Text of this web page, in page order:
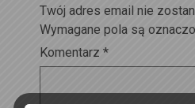
Twój adres email nie
Wymagane pola są
Komentarz *